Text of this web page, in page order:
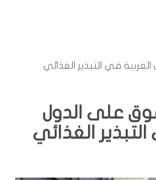
في التبذير الغذائي
على الدول
الغذائي